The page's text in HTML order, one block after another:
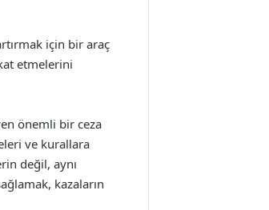
için bir araç
etmelerini
önemli bir ceza
ve kurallara
değil, aynı
kazaların